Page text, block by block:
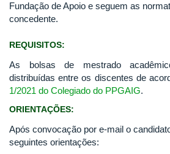
Fundação de Apoio e seguem as
concedente.
REQUISITOS:
As bolsas de mestrado
distribuídas entre os discentes de
1/2021 do Colegiado do PPGAIG.
ORIENTAÇÕES:
Após convocação por e-mail o
seguintes orientações: